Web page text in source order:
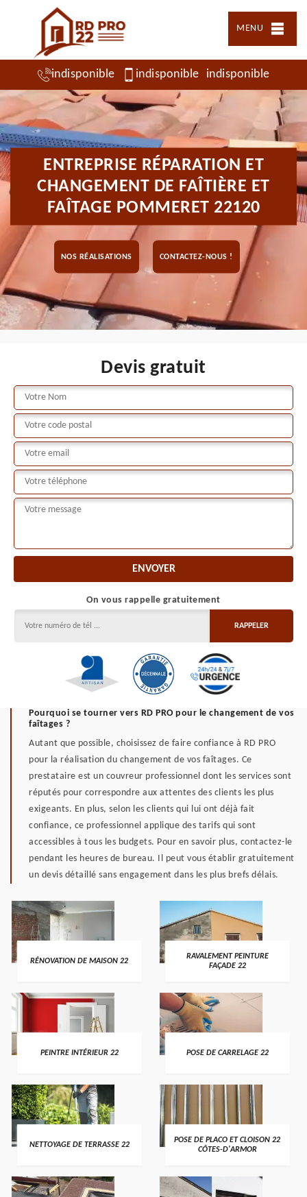
MENU
indisponible indisponible indisponible
ENTREPRISE RÉPARATION ET
CHANGEMENT DE FAÎTIÈRE ET
FAÎTAGE POMMERET 22120
NOS RÉALISATIONS CONTACTEZ-NOUS !
Devis gratuit
On vous rappelle gratuitement
Pourquoi se tourner vers RD PRO pour le changement de vos
faîtages ?
Autant que possible, choisissez de faire confiance à RD PRO
pour la réalisation du changement de vos faîtages. Ce
prestataire est un couvreur professionnel dont les services sont
réputés pour correspondre aux attentes des clients les plus
exigeants. En plus, selon les clients qui lui ont déjà fait
confiance, ce professionnel applique des tarifs qui sont
accessibles à tous les budgets. Pour en savoir plus, contactez-le
pendant les heures de bureau. Il peut vous établir gratuitement
un devis détaillé sans engagement dans les plus brefs délais.
RÉNOVATION DE MAISON 22
RAVALEMENT PEINTURE
FAÇADE 22
PEINTRE INTÉRIEUR 22 POSE DE CARRELAGE 22
NETTOYAGE DE TERRASSE 22
POSE DE PLACO ET CLOISON 22
CÔTES-D'ARMOR